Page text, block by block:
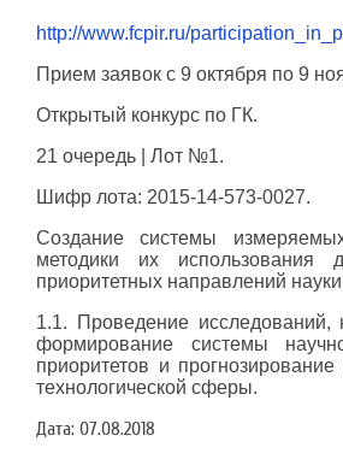
http://www.fcpir.ru/
Прием заявок c 9 октября по 9
Открытый конкурс по ГК.
21 очередь | Лот №1.
Шифр лота: 2015-14-573-0027.
Создание системы
методики их использования
приоритетных направлений
1.1. Проведение исследований,
формирование системы научно-
приоритетов и
технологической сферы.
Дата: 07.08.2018